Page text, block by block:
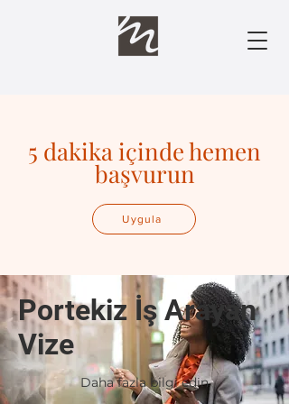
5 dakika içinde hemen
başvurun
Uygula
Portekiz İş Arayan
Vize
Daha fazla bilgi edin